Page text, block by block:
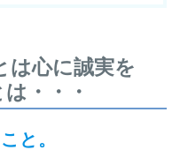
は心に誠実を
・・・
と。